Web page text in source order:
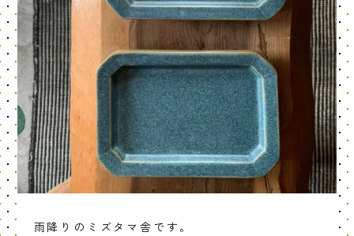
雨降りのミズタマ舎です。